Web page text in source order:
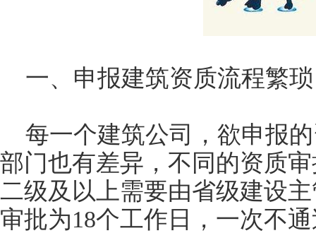
一、申报建筑资质流程繁琐
每一个建筑公司，欲申报
部门也有差异，不同的资质
二级及以上需要由省级建设
审批为18个工作日，一次不